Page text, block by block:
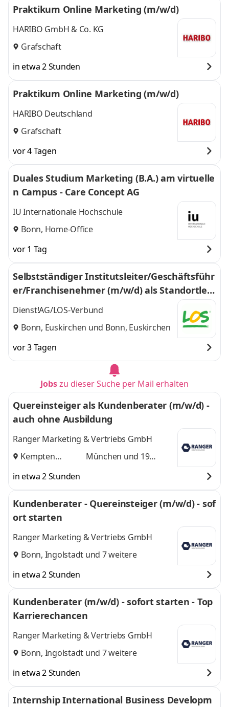
Praktikum Online Marketing (m/w/d)
HARIBO GmbH & Co. KG
Grafschaft
in etwa 2 Stunden
Praktikum Online Marketing (m/w/d)
HARIBO Deutschland
Grafschaft
vor 4 Tagen
Duales Studium Marketing (B.A.) am virtuelle
n Campus - Care Concept AG
IU Internationale Hochschule
Bonn, Home-Office
vor 1 Tag
Selbstständiger Institutsleiter/Geschäftsführ
er/Franchisenehmer (m/w/d) als Standortleit
er (m/w/d) im LOS-Verbund
Dienst!AG/LOS-Verbund
Bonn, Euskirchen und Bonn, Euskirchen
vor 3 Tagen
Jobszu dieser Suche per Mail erhalten
Quereinsteiger als Kundenberater (m/w/d) -
auch ohne Ausbildung
Ranger Marketing & Vertriebs GmbH
Kempten
München und 19
in etwa 2 Stunden
Kundenberater - Quereinsteiger (m/w/d) - sof
ort starten
Ranger Marketing & Vertriebs GmbH
Bonn, Ingolstadt und 7 weitere
in etwa 2 Stunden
Kundenberater (m/w/d) - sofort starten - Top
Karrierechancen
Ranger Marketing & Vertriebs GmbH
Bonn, Ingolstadt und 7 weitere
in etwa 2 Stunden
Internship International Business Developm